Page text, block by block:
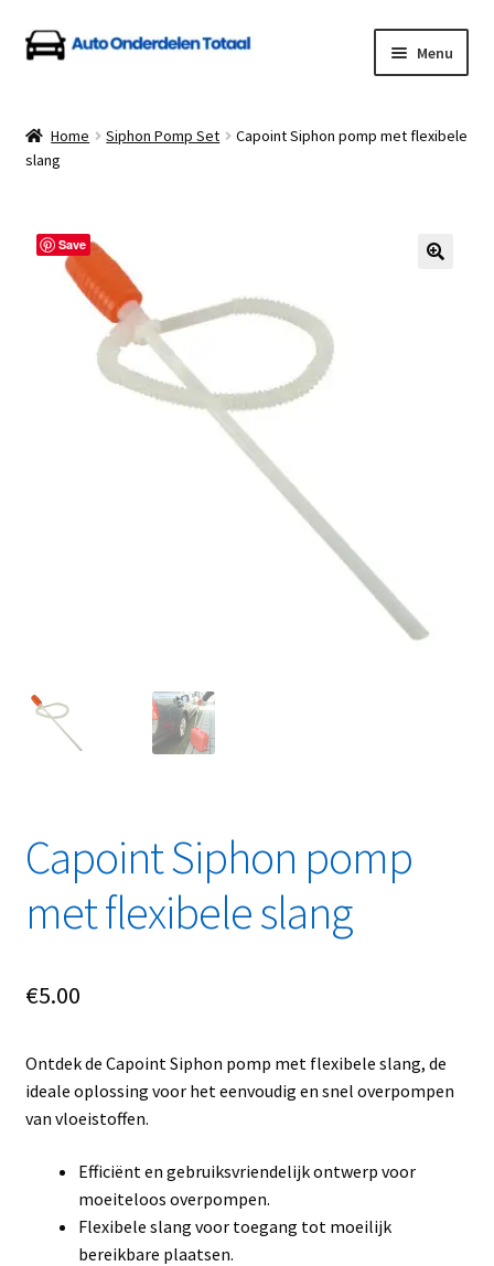
Ga
door
navigatie
Ga
naar
inhoud
Menu
Algemene Voorwaarden
Betalen en Verzenden
Overzicht
Privacybeleid
Videos
Winkelwagen
Home Siphon Pomp Set
Capoint Siphon pomp met flexibele
slang
Save
Capoint Siphon pomp
met flexibele slang
€5.00
Ontdek de Capoint Siphon pomp met flexibele slang, de
ideale oplossing voor het eenvoudig en snel overpompen
van vloeistoffen.
Efficiënt en gebruiksvriendelijk ontwerp voor
moeiteloos overpompen.
Flexibele slang voor toegang tot moeilijk
bereikbare plaatsen.